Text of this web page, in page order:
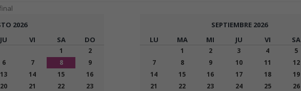
2026
JU VI SA DO
1
2
6 7 8
9
13 14 15
16
20 21 22
23
SEPTIEMBRE 2026
LU
MA MI JU VI SA
1 2 3 4 5
7
8 9 10 11 12
14
15 16 17 18 19
21
22 23 24 25 26